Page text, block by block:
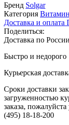
Бренд Solgar
Категория
Доставка и оплата
Поделиться:
Доставка по России
Быстро и недорого
Курьерская
Сроки доставки
загруженностью
заказа,
(495) 18-18-200